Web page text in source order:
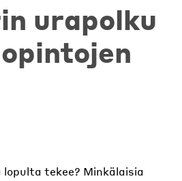
urapolku
tekee? Minkälaisia